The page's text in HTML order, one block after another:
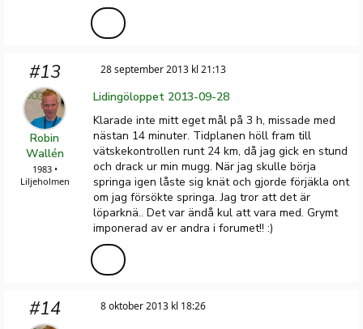
#13
Robin
Wallén
1983 •
Liljeholmen
28 september 2013 kl 21:13
Lidingöloppet 2013-09-28
Klarade inte mitt eget mål på 3 h, missade med
nästan 14 minuter. Tidplanen höll fram till
vätskekontrollen runt 24 km, då jag gick en stund
och drack ur min mugg. När jag skulle börja
springa igen låste sig knät och gjorde förjäkla ont
om jag försökte springa. Jag tror att det är
löparknä.. Det var ändå kul att vara med. Grymt
imponerad av er andra i forumet!! :)
#14 8 oktober 2013 kl 18:26